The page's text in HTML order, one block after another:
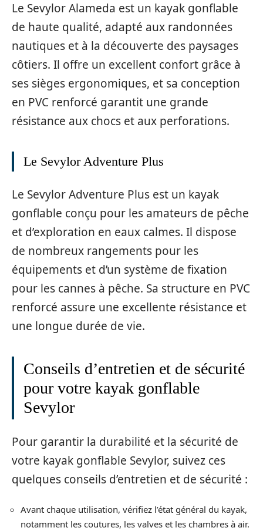
Le Sevylor Alameda est un kayak gonflable
de haute qualité, adapté aux randonnées
nautiques et à la découverte des paysages
côtiers. Il offre un excellent confort grâce à
ses sièges ergonomiques, et sa conception
en PVC renforcé garantit une grande
résistance aux chocs et aux perforations.
Le Sevylor Adventure Plus
Le Sevylor Adventure Plus est un kayak
gonflable conçu pour les amateurs de pêche
et d’exploration en eaux calmes. Il dispose
de nombreux rangements pour les
équipements et d’un système de fixation
pour les cannes à pêche. Sa structure en PVC
renforcé assure une excellente résistance et
une longue durée de vie.
Conseils d’entretien et de sécurité
pour votre kayak gonflable
Sevylor
Pour garantir la durabilité et la sécurité de
votre kayak gonflable Sevylor, suivez ces
quelques conseils d’entretien et de sécurité :
Avant chaque utilisation, vérifiez l’état général du kayak,
notamment les coutures, les valves et les chambres à air.